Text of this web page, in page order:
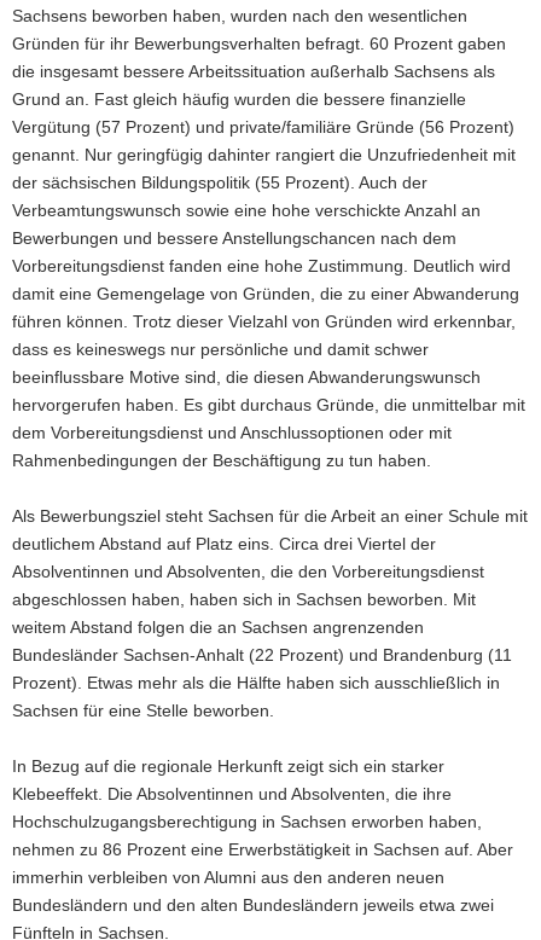
Sachsens beworben haben, wurden nach den wesentlichen
Gründen für ihr Bewerbungsverhalten befragt. 60 Prozent gaben
die insgesamt bessere Arbeitssituation außerhalb Sachsens als
Grund an. Fast gleich häufig wurden die bessere finanzielle
Vergütung (57 Prozent) und private/familiäre Gründe (56 Prozent)
genannt. Nur geringfügig dahinter rangiert die Unzufriedenheit mit
der sächsischen Bildungspolitik (55 Prozent). Auch der
Verbeamtungswunsch sowie eine hohe verschickte Anzahl an
Bewerbungen und bessere Anstellungschancen nach dem
Vorbereitungsdienst fanden eine hohe Zustimmung. Deutlich wird
damit eine Gemengelage von Gründen, die zu einer Abwanderung
führen können. Trotz dieser Vielzahl von Gründen wird erkennbar,
dass es keineswegs nur persönliche und damit schwer
beeinflussbare Motive sind, die diesen Abwanderungswunsch
hervorgerufen haben. Es gibt durchaus Gründe, die unmittelbar mit
dem Vorbereitungsdienst und Anschlussoptionen oder mit
Rahmenbedingungen der Beschäftigung zu tun haben.
Als Bewerbungsziel steht Sachsen für die Arbeit an einer Schule mit
deutlichem Abstand auf Platz eins. Circa drei Viertel der
Absolventinnen und Absolventen, die den Vorbereitungsdienst
abgeschlossen haben, haben sich in Sachsen beworben. Mit
weitem Abstand folgen die an Sachsen angrenzenden
Bundesländer Sachsen-Anhalt (22 Prozent) und Brandenburg (11
Prozent). Etwas mehr als die Hälfte haben sich ausschließlich in
Sachsen für eine Stelle beworben.
In Bezug auf die regionale Herkunft zeigt sich ein starker
Klebeeffekt. Die Absolventinnen und Absolventen, die ihre
Hochschulzugangsberechtigung in Sachsen erworben haben,
nehmen zu 86 Prozent eine Erwerbstätigkeit in Sachsen auf. Aber
immerhin verbleiben von Alumni aus den anderen neuen
Bundesländern und den alten Bundesländern jeweils etwa zwei
Fünfteln in Sachsen.